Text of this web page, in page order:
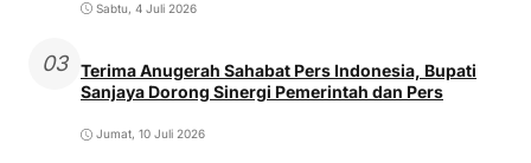
Sabtu, 4 Juli 2026
03
Terima Anugerah Sahabat Pers Indonesia, Bupati
Sanjaya Dorong Sinergi Pemerintah dan Pers
Jumat, 10 Juli 2026